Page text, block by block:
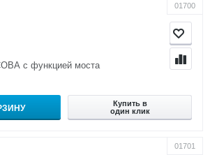
01700
с функцией моста
Купить в
один клик
01701